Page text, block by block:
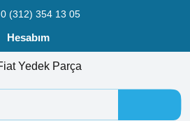
0 (312) 354 13 05
Hesabım